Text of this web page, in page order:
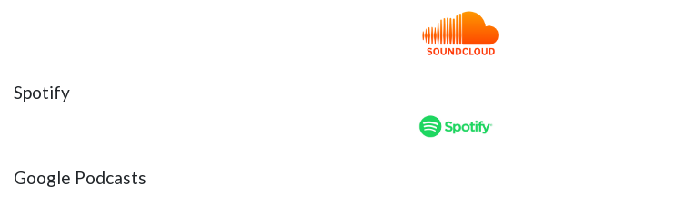
Spotify
Google Podcasts